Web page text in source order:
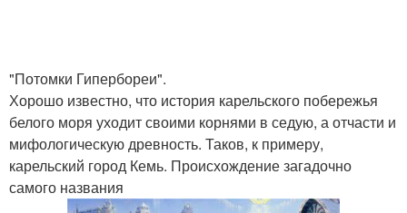
"Потомки Гипербореи".
Хорошо известно, что история карельского побережья
белого моря уходит своими корнями в седую, а отчасти и
мифологическую древность. Таков, к примеру,
карельский город Кемь. Происхождение загадочно
самого названия